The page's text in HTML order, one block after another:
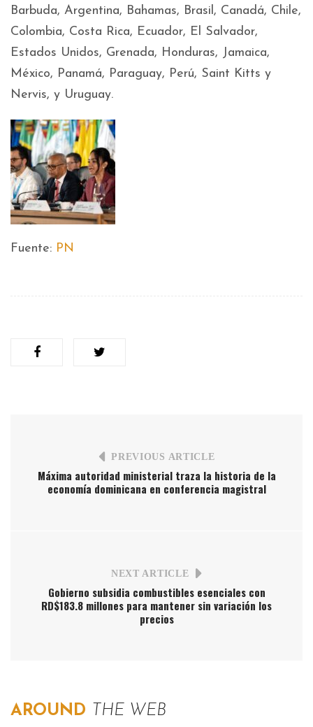
Barbuda, Argentina, Bahamas, Brasil, Canadá, Chile,
Colombia, Costa Rica, Ecuador, El Salvador,
Estados Unidos, Grenada, Honduras, Jamaica,
México, Panamá, Paraguay, Perú, Saint Kitts y
Nervis, y Uruguay.
Fuente: PN
PREVIOUS ARTICLE
Máxima autoridad ministerial traza la historia de la
economía dominicana en conferencia magistral
NEXT ARTICLE
Gobierno subsidia combustibles esenciales con
RD$183.8 millones para mantener sin variación los
precios
AROUND THE WEB